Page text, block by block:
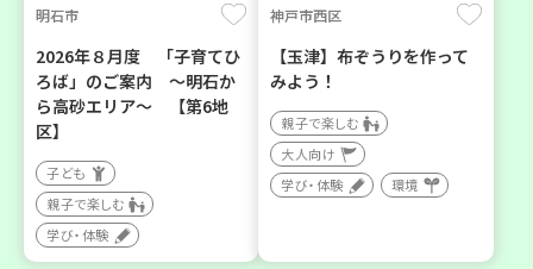
明石市
2026年８月度 「子育てひ
ろば」のご案内 ～明石か
ら高砂エリア～ 【第6地
区】
子ども
親子で楽しむ
学び・体験
神戸市西区
【玉津】布ぞうりを作って
みよう！
親子で楽しむ
大人向け
学び・体験
環境